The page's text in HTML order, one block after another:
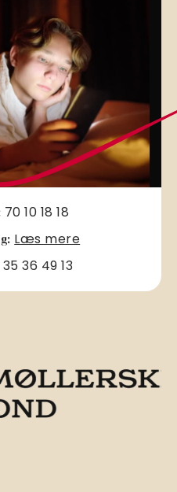
70 10 18 18
Læs mere
35 36 49 13